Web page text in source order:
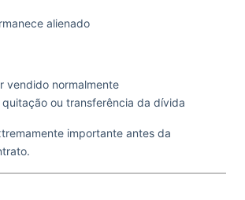
alienado
vendido normalmente
ou transferência da dívida
importante antes da